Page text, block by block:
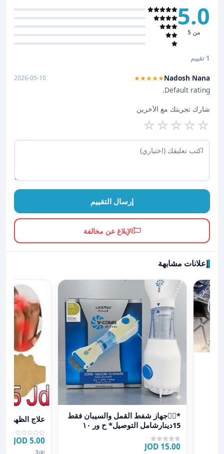
5.0
من 5
1 تقييم
Nadosh Nana
★★★★★
2026-05-10
Default rating.
شارك تجربتك مع الآخرين
☆
☆
☆
☆
☆
إرسال التقييم
الإبلاغ عن مخالفة
إعلانات مشابهة
من مستلزمات طبيه
عرض تفاصيل *🧚‍♂️جهاز شفط القمل والسيبان فقط 15دينارشامل التوصيل* ح ور ١٠
*🧚‍♂️جهاز شفط القمل والسيبان فقط
15دينارشامل التوصيل* ح ور ١٠
15.00 JOD
عرض تفاصيل
علاج الظهر
5.00 JOD